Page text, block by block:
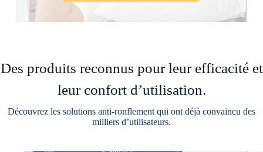
Des produits reconnus pour leur efficacité et
leur confort d’utilisation.
Découvrez les solutions anti-ronflement qui ont déjà convaincu des
milliers d’utilisateurs.